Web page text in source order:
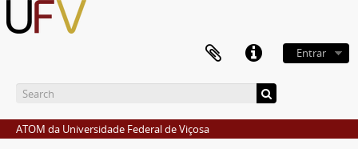
Entrar
ATOM da Universidade Federal de Viçosa